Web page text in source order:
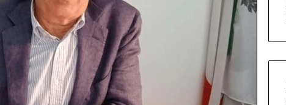
Il
primo
Inno-
Talk
conquista
L’Aquila:
sala
gremita
debutto di Inno99